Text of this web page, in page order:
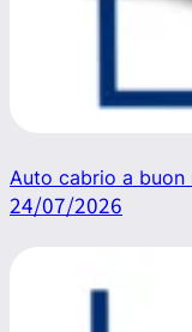
Auto cabrio a buon
24/07/2026